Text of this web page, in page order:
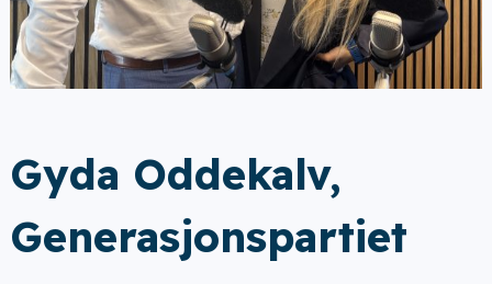
Gyda Oddekalv,
Generasjonspartiet